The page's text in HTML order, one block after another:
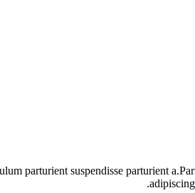
parturient suspendisse parturient